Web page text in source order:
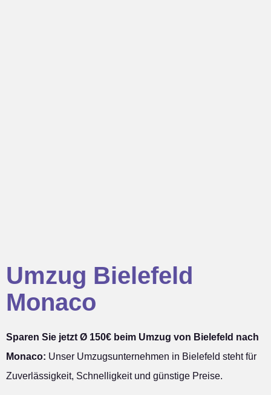
Umzug Bielefeld
Monaco
Sparen Sie jetzt Ø 150€ beim Umzug von Bielefeld nach
Monaco: Unser Umzugsunternehmen in Bielefeld steht für
Zuverlässigkeit, Schnelligkeit und günstige Preise.